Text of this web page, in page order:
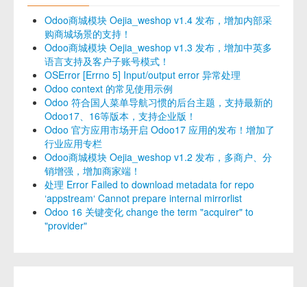
Odoo商城模块 Oejia_weshop v1.4 发布，增加内部采
购商城场景的支持！
Odoo商城模块 Oejia_weshop v1.3 发布，增加中英多
语言支持及客户子账号模式！
OSError [Errno 5] Input/output error 异常处理
Odoo context 的常见使用示例
Odoo 符合国人菜单导航习惯的后台主题，支持最新的
Odoo17、16等版本，支持企业版！
Odoo 官方应用市场开启 Odoo17 应用的发布！增加了
行业应用专栏
Odoo商城模块 Oejia_weshop v1.2 发布，多商户、分
销增强，增加商家端！
处理 Error Failed to download metadata for repo
‘appstream‘ Cannot prepare internal mirrorlist
Odoo 16 关键变化 change the term "acquirer" to
"provider"